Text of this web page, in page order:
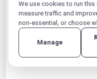
We use cookies to run
measure traffic and
non-essential, or choose
Manage